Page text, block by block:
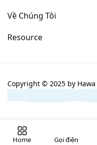
Về Chúng Tôi
Resource
Copyright © 2025 by Hawa
Home Gọi điện